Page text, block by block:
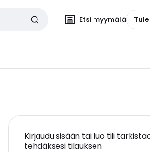
Etsi myymälä
Kirjaudu sisään tai luo tili
tehdäksesi tilauksen